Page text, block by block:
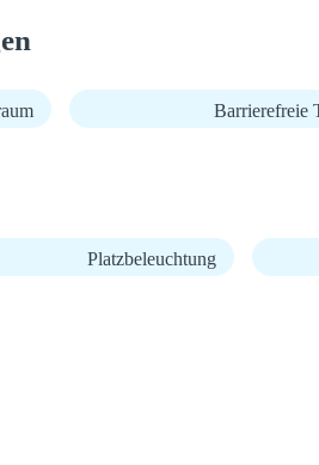
Barrierefreie
Platzbeleuchtung